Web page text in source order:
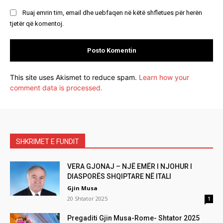
Ruaj emrin tim, email dhe uebfaqen në këtë shfletues për herën
tjetër që komentoj.
This site uses Akismet to reduce spam. Learn how your
comment data is processed.
SHKRIMET E FUNDIT
VERA GJONAJ – NJË EMËR I NJOHUR I
DIASPORËS SHQIPTARE NË ITALI
Gjin Musa
20 Shtator 2025
1
Pregaditi Gjin Musa-Rome- Shtator 2025